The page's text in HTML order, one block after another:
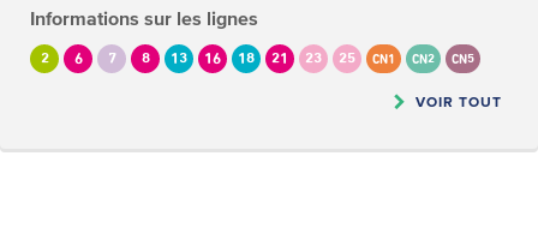
Informations sur les lignes
2 6 7 8 13 16 18 21 23 25 CN1 CN2 CN5
VOIR TOUT